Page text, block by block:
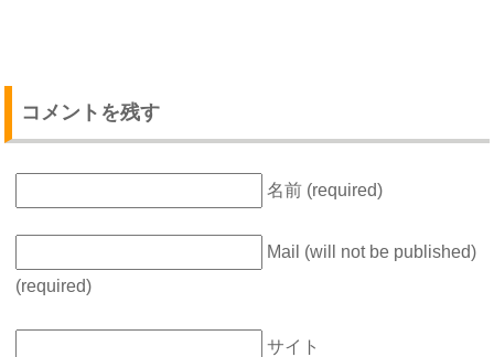
コメントを残す
名前 (required)
Mail (will not be published)
(required)
サイト